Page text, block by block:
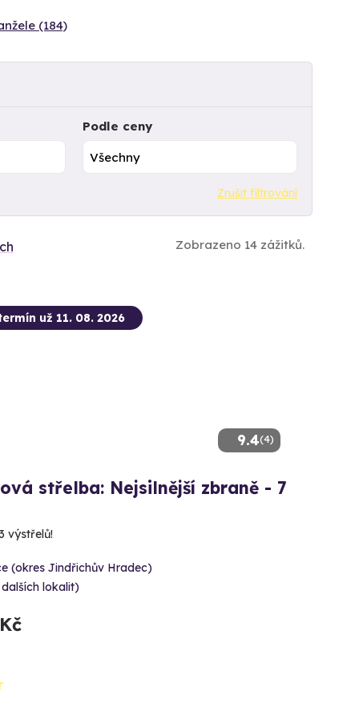
(184)
Podle ceny
Zrušit filtrování
Zobrazeno 14 zážitků.
9.4(4)
už 11. 08. 2026
střelba: Nejsilnější zbraně - 7
výstřelů!
(okres Jindřichův Hradec)
lokalit)